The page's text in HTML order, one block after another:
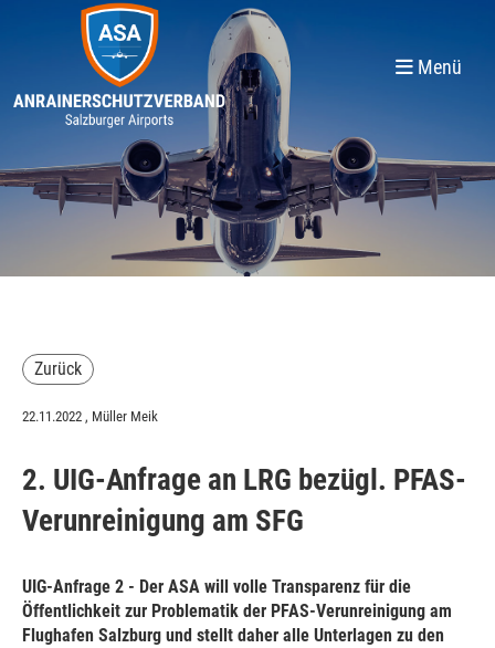
Menü
Zurück
22.11.2022 , Müller Meik
2. UIG-Anfrage an LRG bezügl. PFAS-
Verunreinigung am SFG
UIG-Anfrage 2 - Der ASA will volle Transparenz für die
Öffentlichkeit zur Problematik der PFAS-Verunreinigung am
Flughafen Salzburg und stellt daher alle Unterlagen zu den